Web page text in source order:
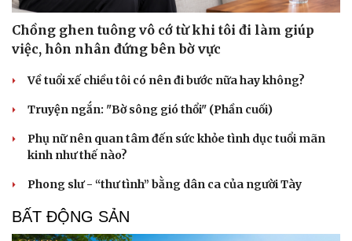
Chồng ghen tuông vô cớ từ khi tôi đi làm giúp
việc, hôn nhân đứng bên bờ vực
Về tuổi xế chiều tôi có nên đi bước nữa hay không?
Truyện ngắn: "Bờ sông gió thổi" (Phần cuối)
Phụ nữ nên quan tâm đến sức khỏe tình dục tuổi mãn
kinh như thế nào?
Phong slư - “thư tình” bằng dân ca của người Tày
BẤT ĐỘNG SẢN